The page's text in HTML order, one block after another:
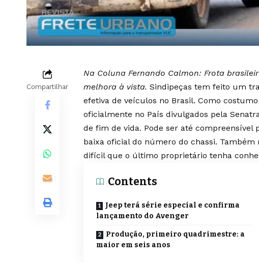
Compartilhar
Na Coluna Fernando Calmon: Frota
melhora à vista. Sindipeças tem feito um
efetiva de veículos no Brasil. Como
oficialmente no País divulgados pela
de fim de vida. Pode ser até
baixa oficial do número do chassi.
difícil que o último proprietário tenha
Contents
Jeep terá série especial e confirma
lançamento do Avenger
Produção, primeiro quadrimestre: a
maior em seis anos